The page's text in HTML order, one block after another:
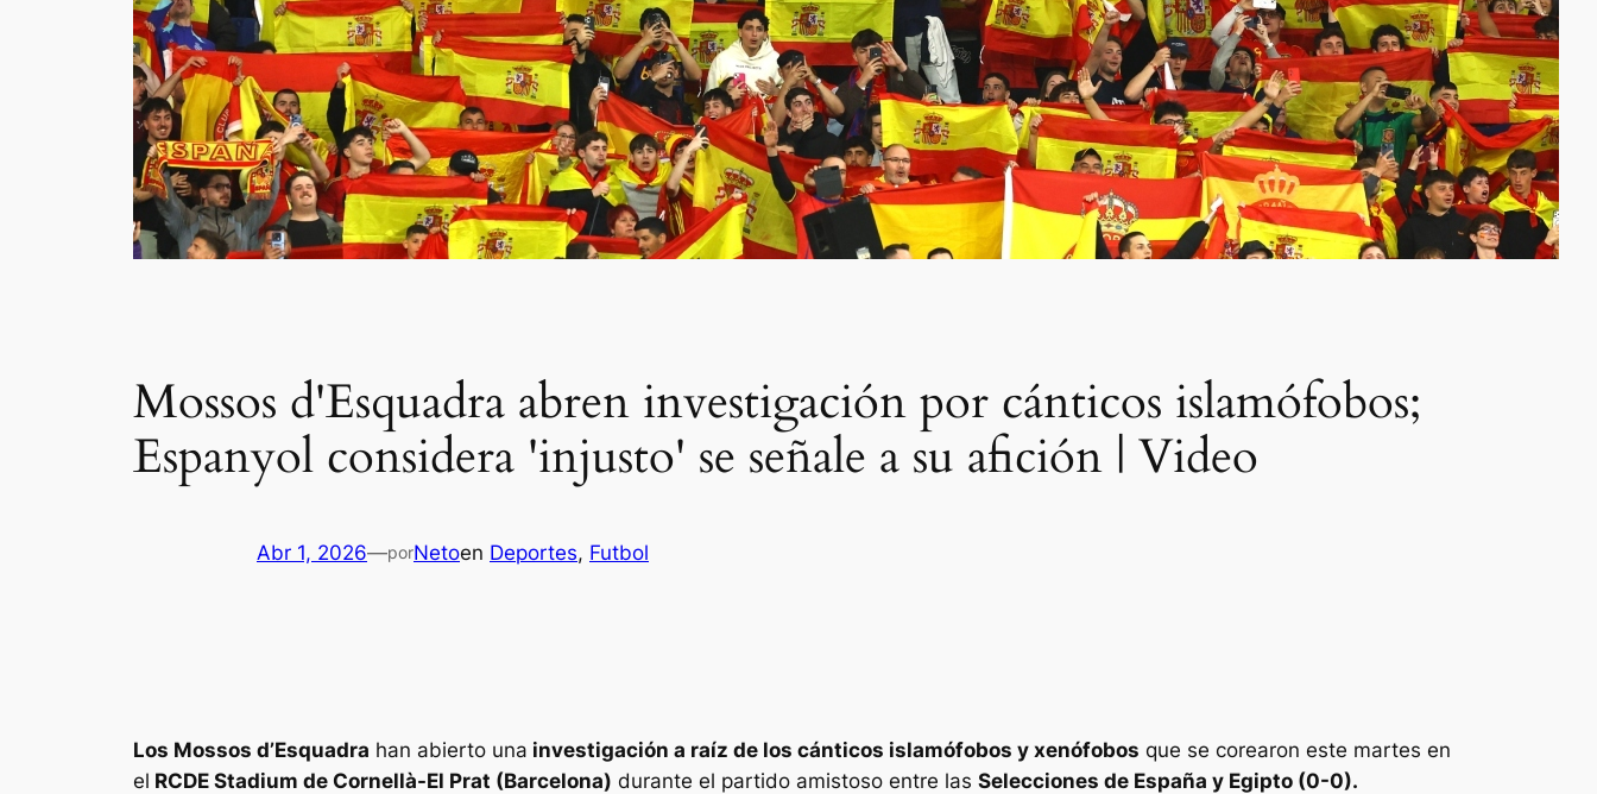
Mossos d'Esquadra abren investigación por cánticos islamófobos;
Espanyol considera 'injusto' se señale a su afición | Video
Abr 1, 2026—porNetoen Deportes, Futbol
Los Mossos d’Esquadra han abierto una investigación a raíz de los cánticos islamófobos y xenófobos que se corearon este martes en
el RCDE Stadium de Cornellà-El Prat (Barcelona) durante el partido amistoso entre las Selecciones de España y Egipto (0-0).